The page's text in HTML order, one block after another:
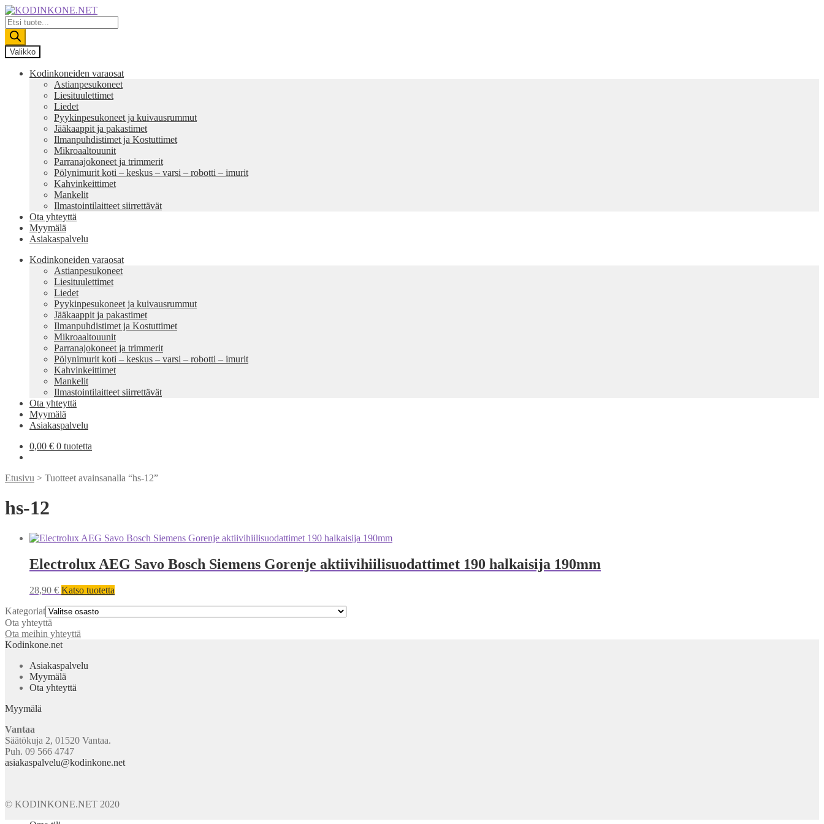
Siirry
navigointiin
Siirry
sisältöön
Products
search
Valikko
Kodinkoneiden varaosat
Astianpesukoneet
Liesituulettimet
Liedet
Pyykinpesukoneet ja kuivausrummut
Jääkaappit ja pakastimet
Ilmanpuhdistimet ja Kostuttimet
Mikroaaltouunit
Parranajokoneet ja trimmerit
Pölynimurit koti – keskus – varsi – robotti – imurit
Kahvinkeittimet
Mankelit
Ilmastointilaitteet siirrettävät
Ota yhteyttä
Myymälä
Asiakaspalvelu
Kodinkoneiden varaosat
Astianpesukoneet
Liesituulettimet
Liedet
Pyykinpesukoneet ja kuivausrummut
Jääkaappit ja pakastimet
Ilmanpuhdistimet ja Kostuttimet
Mikroaaltouunit
Parranajokoneet ja trimmerit
Pölynimurit koti – keskus – varsi – robotti – imurit
Kahvinkeittimet
Mankelit
Ilmastointilaitteet siirrettävät
Ota yhteyttä
Myymälä
Asiakaspalvelu
0,00 € 0 tuotetta
Etusivu > Tuotteet avainsanalla “hs-12”
hs-12
Electrolux AEG Savo Bosch Siemens Gorenje aktiivihiilisuodattimet 190 halkaisija 190mm
28,90 € Katso tuotetta
Kategoriat
Ota yhteyttä
Ota meihin yhteyttä
Kodinkone.net
Asiakaspalvelu
Myymälä
Ota yhteyttä
Myymälä
Vantaa
Säätökuja 2, 01520 Vantaa.
Puh. 09 566 4747
asiakaspalvelu@kodinkone.net
© KODINKONE.NET 2020